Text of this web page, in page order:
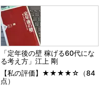
「定年後の壁 稼げる60代にな
る考え方」江上 剛
【私の評価】★★★★☆（84
点）